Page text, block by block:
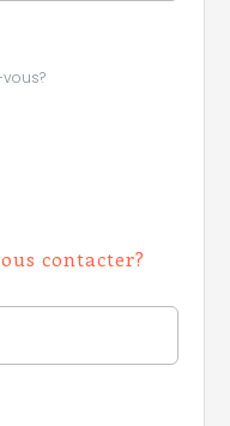
vous?
contacter?